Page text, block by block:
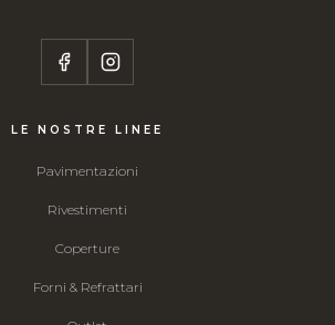
LE NOSTRE LINEE
Pavimentazioni
Rivestimenti
Coperture
Forni & Refrattari